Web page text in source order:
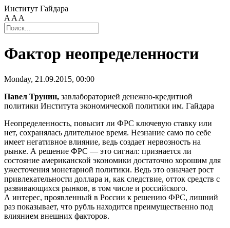
Институт Гайдара
A A A
Фактор неопределенности
Monday, 21.09.2015, 00:00
Павел Трунин, завлабораторией денежно-кредитной
политики Института экономической политики им. Гайдара
Неопределенность, повысит ли ФРС ключевую ставку или
нет, сохранялась длительное время. Незнание само по себе
имеет негативное влияние, ведь создает нервозность на
рынке. А решение ФРС — это сигнал: признается ли
состояние американской экономики достаточно хорошим для
ужесточения монетарной политики. Ведь это означает рост
привлекательности доллара и, как следствие, отток средств с
развивающихся рынков, в том числе и российского.
А интерес, проявленный в России к решению ФРС, лишний
раз показывает, что рубль находится преимущественно под
влиянием внешних факторов.